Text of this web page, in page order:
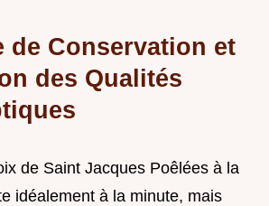
de Conservation et
des Qualités
de Saint Jacques Poêlées à la
idéalement à la minute, mais